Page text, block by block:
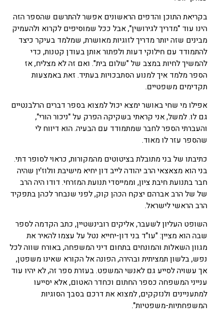
בקריאת התוכן והדפים הראשונים אפשר להתרשם שהספר הזה
הינו עוד "מדריך לגירושין", אבל ככל שמוסיפים לקרוא ולהעמיק
מבינים שזה יותר מדריך לזוגיות מאושרת, שמלמד בעיקר כיצד
להתמודד עם חילוקי דעות ולפתור אותן בעודן קטנות, כדי
להמשיך לחיות במצב של "שלום בית". ואם זה לא מצליח, אז
הספר מלמד איך למנוע הסתבכויות בעתיד. זאת באמצעות
תקדימים משפטיים.
אפילו מי שחי באושר ימצא יכול למצוא בספר דברים הרלבנטיים
גם לו. למשל, אני קראתי בשקיקה הפרק על "ניכור הורי",
והעברתי הספר לחבר שמתמודד עם הבעיה. הוא דיווח לי
שהספר עזר לו מאוד.
כתיבתו של בני מתובלת בציטוטים מהמקורות, כראוי לסופר דתי.
בני הוא מצאצאי הרב יהודה לייב דון יחיא מישיבת וולוז'ין שהיה
חבר בתנועת חיבת ציון, וממייסדי תנועת המזרחי. דודו היה הרב
של של הרב אברהם יצקח הכהן קוק, לפני שנבחר לכהן בתפקיד
הרב הראשי לישראל.
השופט העליון לשעבר, אליקים רובינשטיין, כתב הקדמה לספר
שבה הוא מציין: "עו"ד בני דון-יחייא נטל על עצמו להאיר את
מגוון השאלות והמונחים בתחום דיני המשפחה, באורח שווה לכל
נפש, בלשון תמציתית ובהירה, הפונה אל הקורא שאינו משפטן,
אך עשויה לסייע גם לאנשי המשפט. בעזרת ספר זה, לא יהיו עוד
ענייני המשפחה כספר החתום וכחדר האטום, אלא יסייעו
למתעניינים ולנזקקים, למצוא את דרכם בסבך הסוגיות
המשפחתיות-משפטיות".